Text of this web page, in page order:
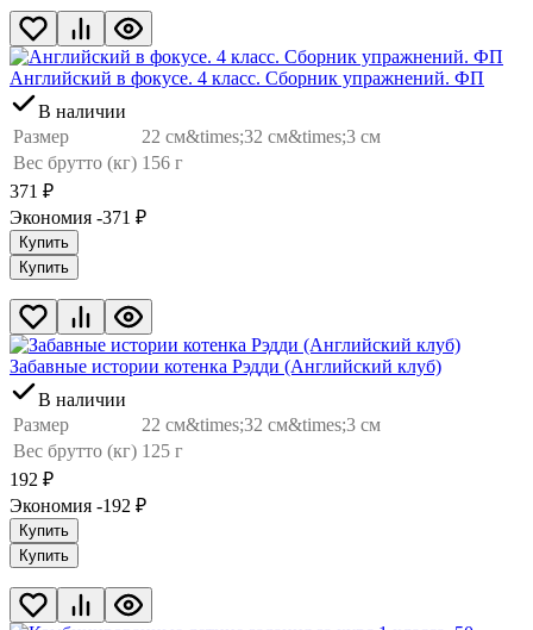
Английский в фокусе. 4 класс. Сборник упражнений. ФП
В наличии
Размер
22 см&times;32 см&times;3 см
Вес брутто (кг) 156 г
371 ₽
Экономия -371 ₽
Купить
Купить
Забавные истории котенка Рэдди (Английский клуб)
В наличии
Размер
22 см&times;32 см&times;3 см
Вес брутто (кг) 125 г
192 ₽
Экономия -192 ₽
Купить
Купить